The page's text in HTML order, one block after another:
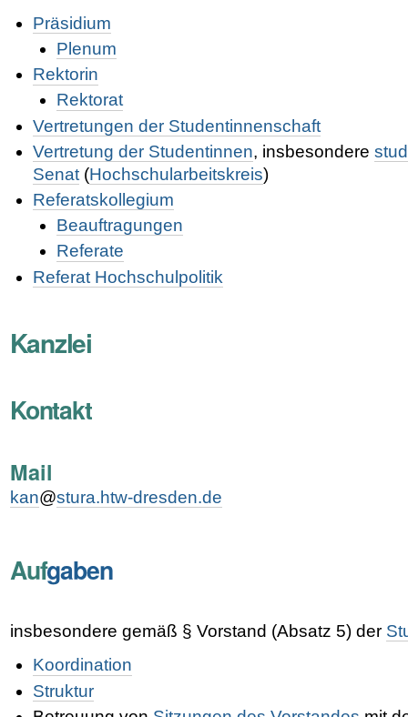
Präsidium
Plenum
Rektorin
Rektorat
Vertretungen der Studentinnenschaft
Vertretung der Studentinnen, insbesondere
Senat (Hochschularbeitskreis)
Referatskollegium
Beauftragungen
Referate
Referat Hochschulpolitik
Kanzlei
Kontakt
Mail
kan@stura.htw-dresden.de
Aufgaben
insbesondere gemäß § Vorstand (Absatz 5) der
Koordination
Struktur